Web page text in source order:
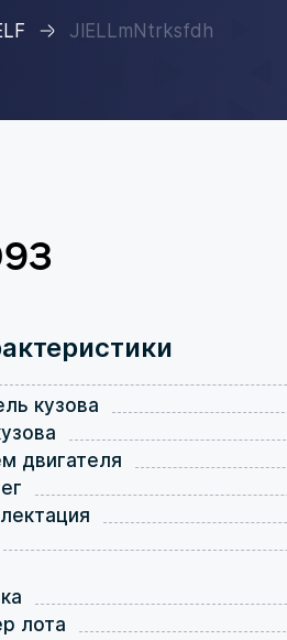
JlELLmNtrksfdh
кузова
двигателя
лота